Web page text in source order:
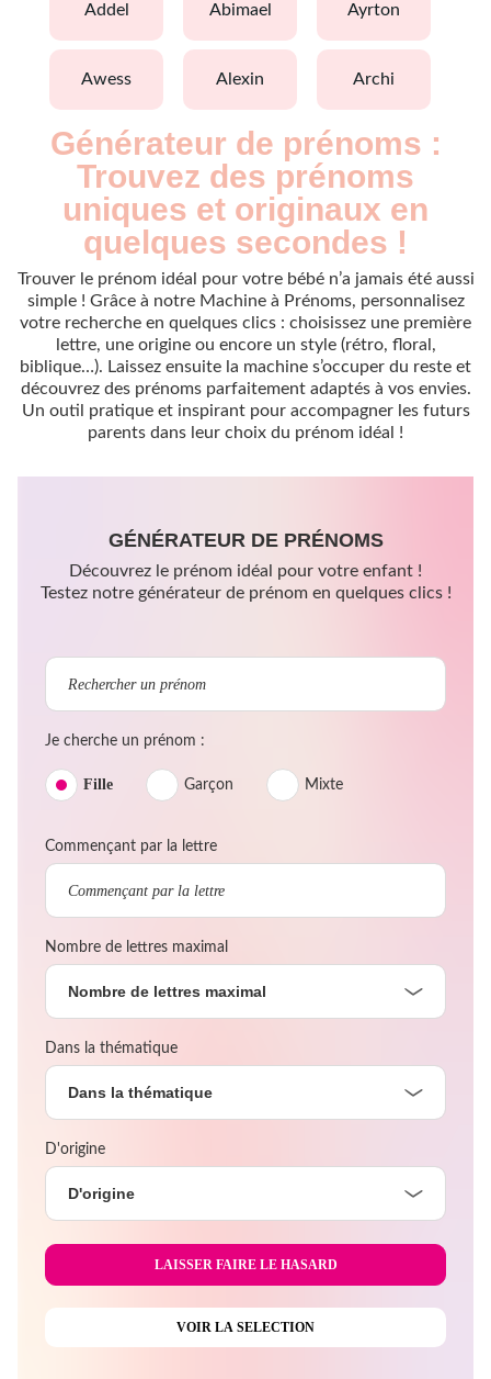
addel abimael ayrton
awess alexin archi
Générateur de prénoms :
Trouvez des prénoms
uniques et originaux en
quelques secondes !
Trouver le prénom idéal pour votre bébé n’a jamais été aussi
simple ! Grâce à notre Machine à Prénoms, personnalisez
votre recherche en quelques clics : choisissez une première
lettre, une origine ou encore un style (rétro, floral,
biblique…). Laissez ensuite la machine s’occuper du reste et
découvrez des prénoms parfaitement adaptés à vos envies.
Un outil pratique et inspirant pour accompagner les futurs
parents dans leur choix du prénom idéal !
GÉNÉRATEUR DE PRÉNOMS
Découvrez le prénom idéal pour votre enfant !
Testez notre générateur de prénom en quelques clics !
Je cherche un prénom :
Fille Garçon Mixte
Commençant par la lettre
Nombre de lettres maximal
Nombre de lettres maximal
Dans la thématique
Dans la thématique
D'origine
D'origine